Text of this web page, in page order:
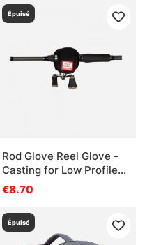
Épuisé
Rod Glove Reel Glove -
Casting for Low Profile
Reels
€8.70
Épuisé